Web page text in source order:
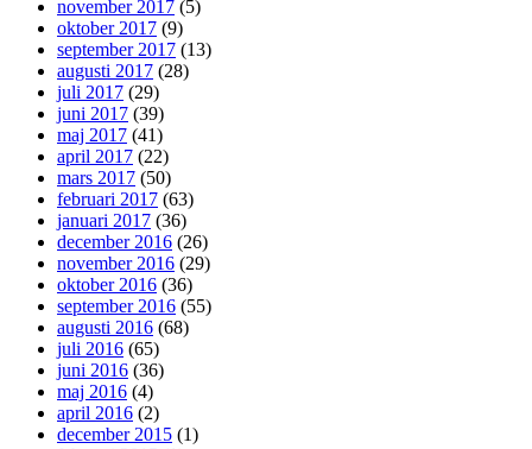
november 2017 (5)
oktober 2017 (9)
september 2017 (13)
augusti 2017 (28)
juli 2017 (29)
juni 2017 (39)
maj 2017 (41)
april 2017 (22)
mars 2017 (50)
februari 2017 (63)
januari 2017 (36)
december 2016 (26)
november 2016 (29)
oktober 2016 (36)
september 2016 (55)
augusti 2016 (68)
juli 2016 (65)
juni 2016 (36)
maj 2016 (4)
april 2016 (2)
december 2015 (1)